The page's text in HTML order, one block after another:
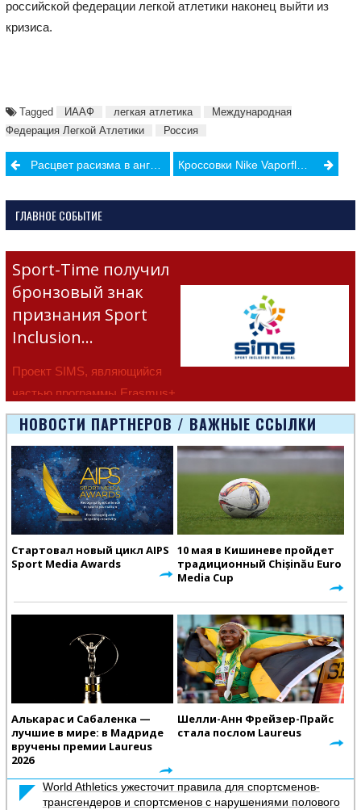
российской федерации легкой атлетики наконец выйти из
кризиса.
Tagged ИААФ легкая атлетика
Международная
Федерация Легкой Атлетики
Россия
PostРасцвет расизма в английском футболе Кроссовки Nike Vaporfly пока запрещать не будут
ГЛАВНОЕ СОБЫТИЕ
Sport-Time получил
бронзовый знак
признания Sport
Inclusion…
Проект SIMS, являющийся
частью программы Erasmus+
Европейско
НОВОСТИ ПАРТНЕРОВ / ВАЖНЫЕ ССЫЛКИ
Стартовал новый цикл AIPS
Sport Media Awards
10 мая в Кишиневе пройдет
традиционный Chișinău Euro
Media Cup
Алькарас и Сабаленка —
лучшие в мире: в Мадриде
вручены премии Laureus
2026
Шелли-Анн Фрейзер-Прайс
стала послом Laureus
World Athletics ужесточит правила для спортсменов-
трансгендеров и спортсменов с нарушениями полового